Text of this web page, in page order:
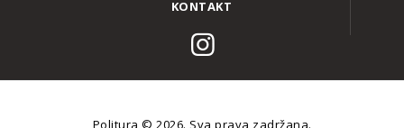
KONTAKT
Politura © 2026. Sva prava zadržana.